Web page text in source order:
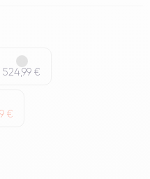
524,99 €
€